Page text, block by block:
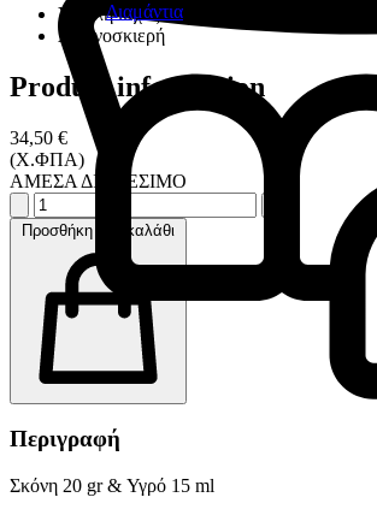
Διαμάντια
Υψηλή ισχύς συγκόλλησης
Ακτινοσκιερή
Product information
34,50 €
(Χ.ΦΠΑ)
ΑΜΕΣΑ ΔΙΑΘΕΣΙΜΟ
Προσθήκη στο καλάθι
Περιγραφή
Σκόνη 20 gr & Υγρό 15 ml